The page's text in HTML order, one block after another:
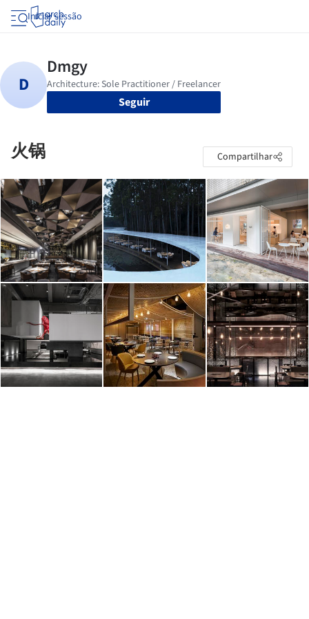
Iniciar sessão
Seguir
火锅 Compartilhar